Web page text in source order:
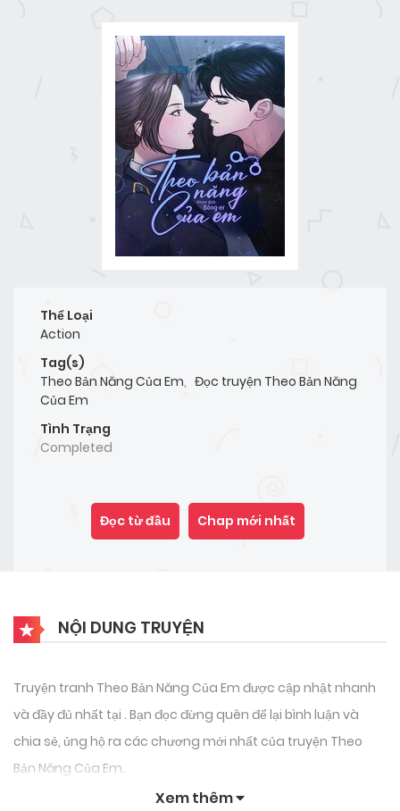
Thể Loại
Action
Tag(s)
Theo Bản Năng Của Em, Đọc truyện Theo Bản Năng
Của Em
Tình Trạng
Completed
Đọc từ đầu Chap mới nhất
NỘI DUNG TRUYỆN
Truyện tranh Theo Bản Năng Của Em được cập nhật nhanh
và đầy đủ nhất tại . Bạn đọc đừng quên để lại bình luận và
chia sẻ, ủng hộ ra các chương mới nhất của truyện Theo
Bản Năng Của Em.
Xem thêm